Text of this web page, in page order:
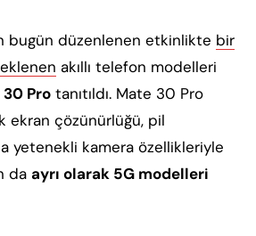
bugün düzenlenen etkinlikte bir
akıllı telefon modelleri
Pro tanıtıldı. Mate 30 Pro
ekran çözünürlüğü, pil
yetenekli kamera özellikleriyle
da ayrı olarak 5G modelleri